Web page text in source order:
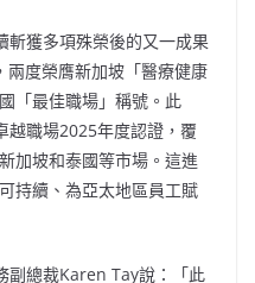
斬獲多項殊榮後的又一成果
度榮膺新加坡「醫療健康
「最佳職場」稱號。此
越職場2025年度認證，覆
加坡和泰國等市場。這進
持續、為亞太地區員工賦
副總裁Karen Tay說：「此